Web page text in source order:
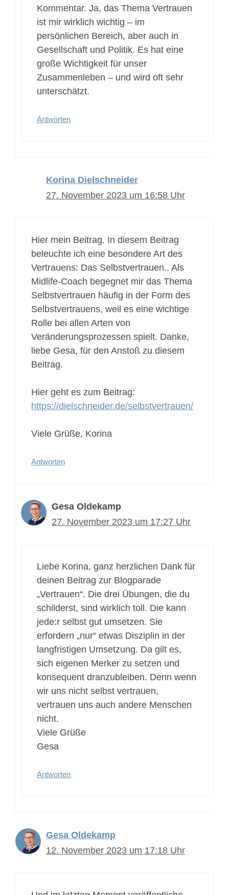
Kommentar. Ja, das Thema Vertrauen
ist mir wirklich wichtig – im
persönlichen Bereich, aber auch in
Gesellschaft und Politik. Es hat eine
große Wichtigkeit für unser
Zusammenleben – und wird oft sehr
unterschätzt.
Antworten
Korina Dielschneider
27. November 2023 um 16:58 Uhr
Hier mein Beitrag. In diesem Beitrag
beleuchte ich eine besondere Art des
Vertrauens: Das Selbstvertrauen.. Als
Midlife-Coach begegnet mir das Thema
Selbstvertrauen häufig in der Form des
Selbstvertrauens, weil es eine wichtige
Rolle bei allen Arten von
Veränderungsprozessen spielt. Danke,
liebe Gesa, für den Anstoß zu diesem
Beitrag.
Hier geht es zum Beitrag:
https://dielschneider.de/selbstvertrauen/
Viele Grüße, Korina
Antworten
Gesa Oldekamp
27. November 2023 um 17:27 Uhr
Liebe Korina, ganz herzlichen Dank für
deinen Beitrag zur Blogparade
„Vertrauen“. Die drei Übungen, die du
schilderst, sind wirklich toll. Die kann
jede:r selbst gut umsetzen. Sie
erfordern „nur“ etwas Disziplin in der
langfristigen Umsetzung. Da gilt es,
sich eigenen Merker zu setzen und
konsequent dranzubleiben. Denn wenn
wir uns nicht selbst vertrauen,
vertrauen uns auch andere Menschen
nicht.
Viele Grüße
Gesa
Antworten
Gesa Oldekamp
12. November 2023 um 17:18 Uhr